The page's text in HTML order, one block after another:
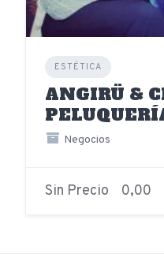
ESTÉTICA
ANGIRÜ &
Negocios
Sin Precio 0,00